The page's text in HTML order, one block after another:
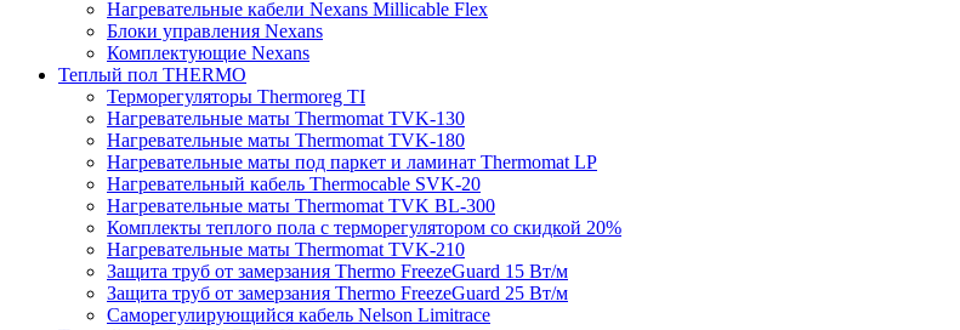
Нагревательные кабели Nexans Millicable Flex
Блоки управления Nexans
Комплектующие Nexans
Теплый пол THERMO
Терморегуляторы Thermoreg TI
Нагревательные маты Thermomat TVK-130
Нагревательные маты Thermomat TVK-180
Нагревательные маты под паркет и ламинат Thermomat LP
Нагревательный кабель Thermocable SVK-20
Нагревательные маты Thermomat TVK BL-300
Комплекты теплого пола с терморегулятором со скидкой 20%
Нагревательные маты Thermomat TVK-210
Защита труб от замерзания Thermo FreezeGuard 15 Вт/м
Защита труб от замерзания Thermo FreezeGuard 25 Вт/м
Саморегулирующийся кабель Nelson Limitrace